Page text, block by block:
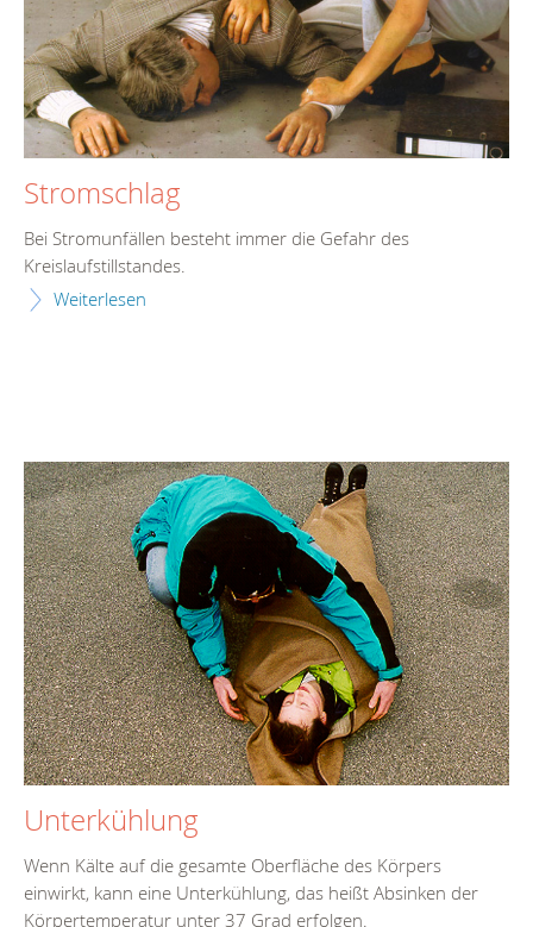
Stromschlag
Bei Stromunfällen besteht immer die Gefahr des
Kreislaufstillstandes.
Weiterlesen
Unterkühlung
Wenn Kälte auf die gesamte Oberfläche des Körpers
einwirkt, kann eine Unterkühlung, das heißt Absinken der
Körpertemperatur unter 37 Grad erfolgen.